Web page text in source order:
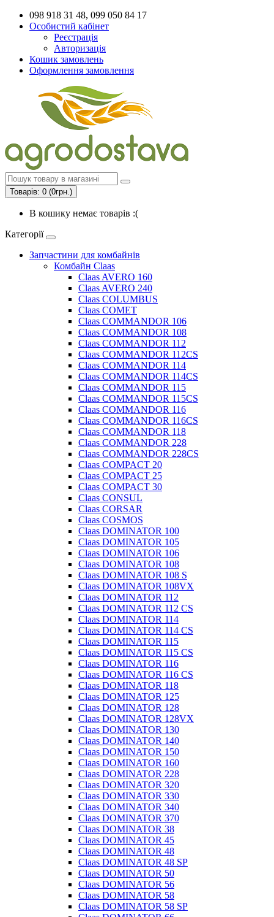
098 918 31 48, 099 050 84 17
Особистий кабінет
Реєстрація
Авторизація
Кошик замовлень
Оформлення замовлення
Товарів: 0 (0грн.)
В кошику немає товарів :(
Категорії
Запчастини для комбайнів
Комбайн Claas
Claas AVERO 160
Claas AVERO 240
Claas COLUMBUS
Claas COMET
Claas COMMANDOR 106
Claas COMMANDOR 108
Claas COMMANDOR 112
Claas COMMANDOR 112CS
Claas COMMANDOR 114
Claas COMMANDOR 114CS
Claas COMMANDOR 115
Claas COMMANDOR 115CS
Claas COMMANDOR 116
Claas COMMANDOR 116CS
Claas COMMANDOR 118
Claas COMMANDOR 228
Claas COMMANDOR 228CS
Claas COMPACT 20
Claas COMPACT 25
Claas COMPACT 30
Claas CONSUL
Claas CORSAR
Claas COSMOS
Claas DOMINATOR 100
Claas DOMINATOR 105
Claas DOMINATOR 106
Claas DOMINATOR 108
Claas DOMINATOR 108 S
Claas DOMINATOR 108VX
Claas DOMINATOR 112
Claas DOMINATOR 112 CS
Claas DOMINATOR 114
Claas DOMINATOR 114 CS
Claas DOMINATOR 115
Claas DOMINATOR 115 CS
Claas DOMINATOR 116
Claas DOMINATOR 116 CS
Claas DOMINATOR 118
Claas DOMINATOR 125
Claas DOMINATOR 128
Claas DOMINATOR 128VX
Claas DOMINATOR 130
Claas DOMINATOR 140
Claas DOMINATOR 150
Claas DOMINATOR 160
Claas DOMINATOR 228
Claas DOMINATOR 320
Claas DOMINATOR 330
Claas DOMINATOR 340
Claas DOMINATOR 370
Claas DOMINATOR 38
Claas DOMINATOR 45
Claas DOMINATOR 48
Claas DOMINATOR 48 SP
Claas DOMINATOR 50
Claas DOMINATOR 56
Claas DOMINATOR 58
Claas DOMINATOR 58 SP